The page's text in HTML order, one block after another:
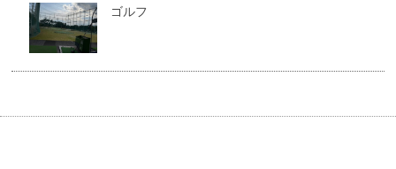
ゴルフ